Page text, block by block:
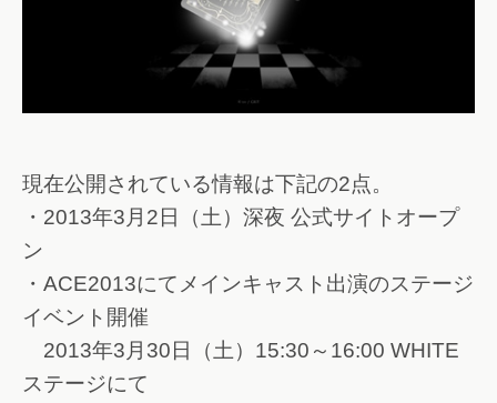
現在公開されている情報は下記の2点。
・2013年3月2日（土）深夜 公式サイトオープ
ン
・ACE2013にてメインキャスト出演のステージ
イベント開催
2013年3月30日（土）15:30～16:00 WHITE
ステージにて